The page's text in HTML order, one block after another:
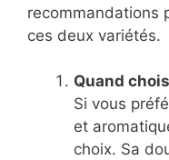
recommandations
ces deux variétés.
Quand
Si vous
et
choix. Sa